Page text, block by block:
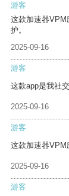
游客
这款加速器VPM
护。
2025-09-16
游客
这款app是我社
2025-09-16
游客
这款加速器VPM
2025-09-16
游客